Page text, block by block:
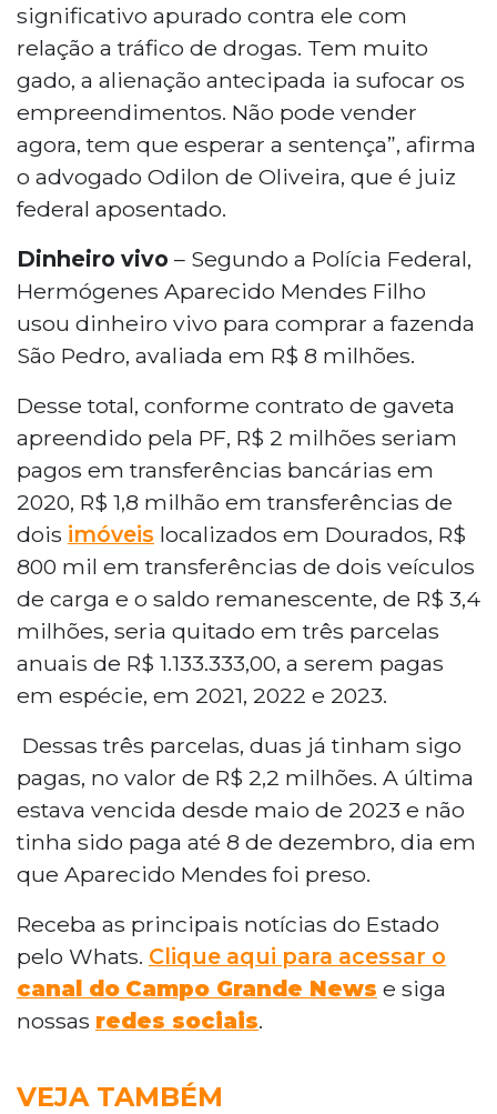
significativo apurado contra ele com
relação a tráfico de drogas. Tem muito
gado, a alienação antecipada ia sufocar os
empreendimentos. Não pode vender
agora, tem que esperar a sentença”, afirma
o advogado Odilon de Oliveira, que é juiz
federal aposentado.
Dinheiro vivo – Segundo a Polícia Federal,
Hermógenes Aparecido Mendes Filho
usou dinheiro vivo para comprar a fazenda
São Pedro, avaliada em R$ 8 milhões.
Desse total, conforme contrato de gaveta
apreendido pela PF, R$ 2 milhões seriam
pagos em transferências bancárias em
2020, R$ 1,8 milhão em transferências de
dois imóveis localizados em Dourados, R$
800 mil em transferências de dois veículos
de carga e o saldo remanescente, de R$ 3,4
milhões, seria quitado em três parcelas
anuais de R$ 1.133.333,00, a serem pagas
em espécie, em 2021, 2022 e 2023.
Dessas três parcelas, duas já tinham sigo
pagas, no valor de R$ 2,2 milhões. A última
estava vencida desde maio de 2023 e não
tinha sido paga até 8 de dezembro, dia em
que Aparecido Mendes foi preso.
Receba as principais notícias do Estado
pelo Whats. Clique aqui para acessar o
canal do Campo Grande News e siga
nossas redes sociais.
VEJA TAMBÉM